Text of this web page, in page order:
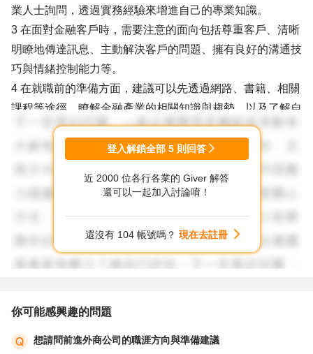
業人士詢問，透過實務經驗來增進自己的專業知識。
3 在面對金融客戶時，需要注意的面向包括尊重客戶、清晰
明瞭地傳達訊息、主動解決客戶的問題、擁有良好的溝通技
巧與情緒控制能力等。
4 在就職前的準備方面，建議可以先透過網路、書籍、相關
課程等途徑，瞭解金融產業的相關知識與趨勢，以及了解自
己所負責的產品或服務。同時也要準備好相關的文件或資
料，以利與客戶進行溝通與交流。
5 就職上軌道前，您可以多做些相關行業的閱讀和研究，積
累更多的知識和資訊，也可以參加一些相關的研討會、培訓
6 最後，您需要注意溝通的方式和技巧，要注意掌握與客戶
的溝通節奏和語調，並且時刻保持耐心和專業，即便在面對
登入解鎖全部 5 則回答
近 2000 位各行各業的 Giver 解答
還可以一起加入討論唷！
還沒有 104 帳號嗎？ 現在去註冊
你可能感興趣的問題
想請問前進外商公司的職涯方向與準備建議